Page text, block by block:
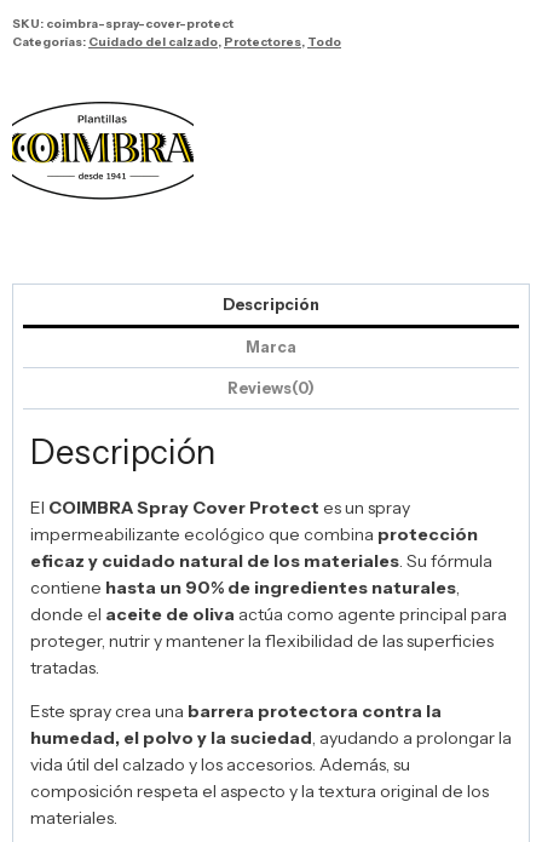
SKU: coimbra-spray-cover-protect
Categorías: Cuidado del calzado Protectores Todo
Descripción
Marca
Reviews(0)
Descripción
El COIMBRA Spray Cover Protect es un spray
impermeabilizante ecológico que combina protección
eficaz y cuidado natural de los materiales. Su fórmula
contiene hasta un 90% de ingredientes naturales,
donde el aceite de oliva actúa como agente principal para
proteger, nutrir y mantener la flexibilidad de las superficies
tratadas.
Este spray crea una barrera protectora contra la
humedad, el polvo y la suciedad, ayudando a prolongar la
vida útil del calzado y los accesorios. Además, su
composición respeta el aspecto y la textura original de los
materiales.